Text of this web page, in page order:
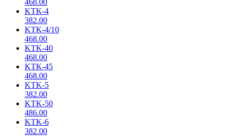
KTK-4
382.00
KTK-4/10
468.00
KTK-40
468.00
KTK-45
468.00
KTK-5
382.00
KTK-50
486.00
KTK-6
382.00